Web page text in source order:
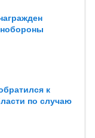
к
по случаю